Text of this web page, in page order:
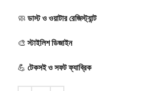
🧼 ডাস্ট ও ওয়াটার রেজিস্ট্যান্ট
🎨স্টাইলিশ ডিজাইন
💪 টেকসই ও সফট ফ্যাব্রিক